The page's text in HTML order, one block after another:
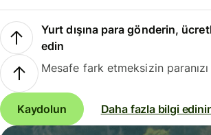
Yurt dışına para gönderin,
edin
Mesafe fark etmeksizin paranızı
Kaydolun Daha fazla bilgi